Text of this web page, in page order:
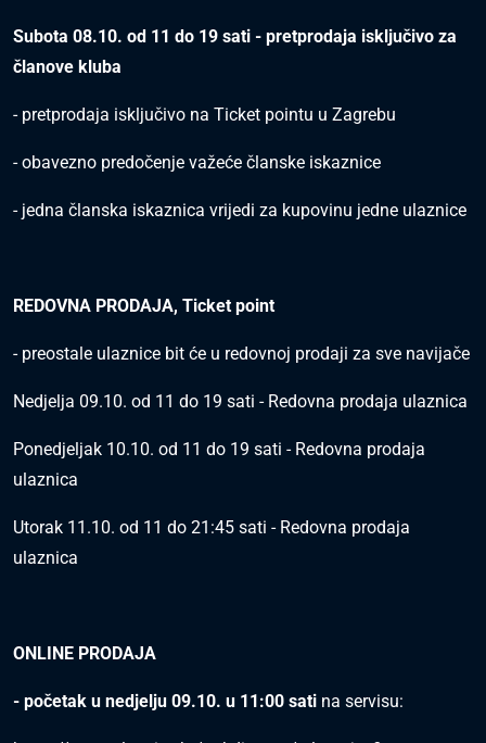
Subota 08.10. od 11 do 19 sati - pretprodaja isključivo za
članove kluba
- pretprodaja isključivo na Ticket pointu u Zagrebu
- obavezno predočenje važeće članske iskaznice
- jedna članska iskaznica vrijedi za kupovinu jedne ulaznice
REDOVNA PRODAJA, Ticket point
- preostale ulaznice bit će u redovnoj prodaji za sve navijače
Nedjelja 09.10. od 11 do 19 sati - Redovna prodaja ulaznica
Ponedjeljak 10.10. od 11 do 19 sati - Redovna prodaja
ulaznica
Utorak 11.10. od 11 do 21:45 sati - Redovna prodaja
ulaznica
ONLINE PRODAJA
- početak u nedjelju 09.10. u 11:00 sati na servisu: